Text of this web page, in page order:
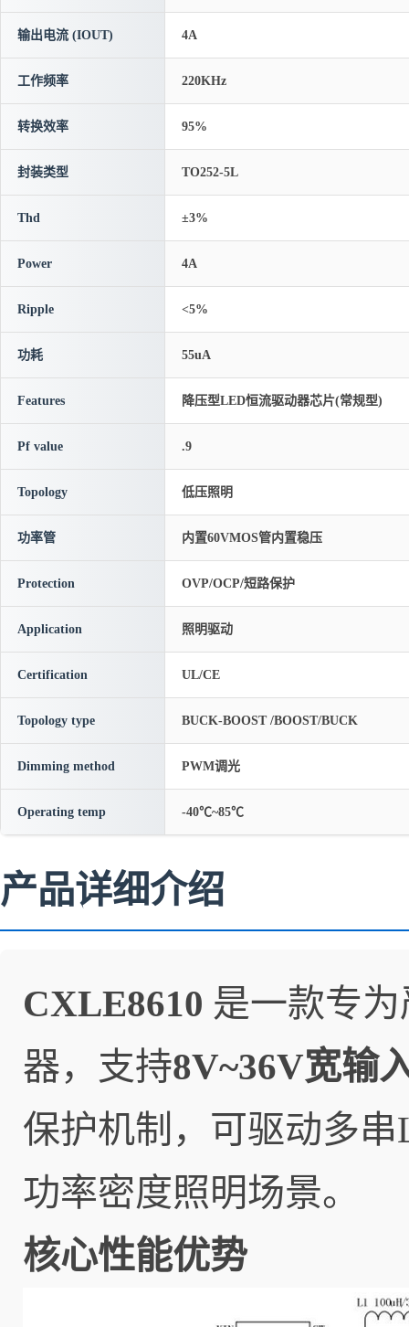
输出电流 (IOUT) 4A
工作频率 220KHz
转换效率 95%
封装类型 TO252-5L
Thd ±3%
Power 4A
Ripple <5%
功耗 55uA
Features 降压型LED恒流驱动器芯片(常规型)
Pf value .9
Topology 低压照明
功率管 内置60VMOS管内置稳压
Protection OVP/OCP/短路保护
Application 照明驱动
Certification UL/CE
Topology type BUCK-BOOST /BOOST/BUCK
Dimming method PWM调光
Operating temp -40℃~85℃
产品详细介绍
CXLE8610 是一款专
器，支持8V~36V宽输
保护机制，可驱动多
功率密度照明场景。
核心性能优势